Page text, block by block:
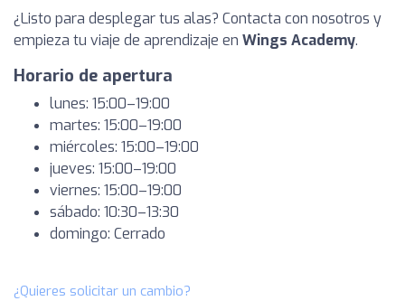
¿Listo para desplegar tus alas? Contacta con nosotros y
empieza tu viaje de aprendizaje en Wings Academy.
Horario de apertura
lunes: 15:00–19:00
martes: 15:00–19:00
miércoles: 15:00–19:00
jueves: 15:00–19:00
viernes: 15:00–19:00
sábado: 10:30–13:30
domingo: Cerrado
¿Quieres solicitar un cambio?